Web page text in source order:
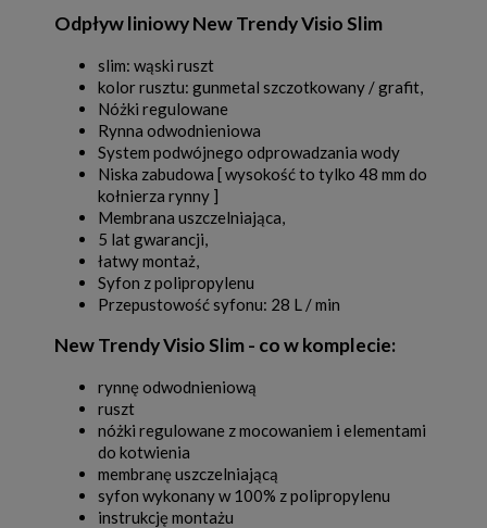
Odpływ liniowy New Trendy Visio Slim
slim: wąski ruszt
kolor rusztu: gunmetal szczotkowany / grafit,
Nóżki regulowane
Rynna odwodnieniowa
System podwójnego odprowadzania wody
Niska zabudowa [ wysokość to tylko 48 mm do
kołnierza rynny ]
Membrana uszczelniająca,
5 lat gwarancji,
łatwy montaż,
Syfon z polipropylenu
Przepustowość syfonu: 28 L / min
New Trendy Visio Slim - co w komplecie:
rynnę odwodnieniową
ruszt
nóżki regulowane z mocowaniem i elementami
do kotwienia
membranę uszczelniającą
syfon wykonany w 100% z polipropylenu
instrukcję montażu